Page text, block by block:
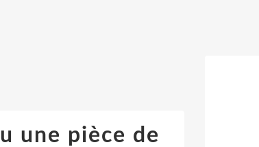
une pièce de